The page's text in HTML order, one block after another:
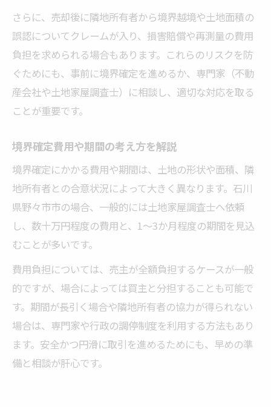
さらに、売却後に隣地所有者から境界越境や土地面積の
誤認についてクレームが入り、損害賠償や再測量の費用
負担を求められる場合もあります。これらのリスクを防
ぐためにも、事前に境界確定を進めるか、専門家（不動
産会社や土地家屋調査士）に相談し、適切な対応を取る
ことが重要です。
境界確定費用や期間の考え方を解説
境界確定にかかる費用や期間は、土地の形状や面積、隣
地所有者との合意状況によって大きく異なります。石川
県野々市市の場合、一般的には土地家屋調査士へ依頼
し、数十万円程度の費用と、1〜3か月程度の期間を見込
むことが多いです。
費用負担については、売主が全額負担するケースが一般
的ですが、場合によっては買主と分担することも可能で
す。期間が長引く場合や隣地所有者の協力が得られない
場合は、専門家や行政の調停制度を利用する方法もあり
ます。安全かつ円滑に取引を進めるためにも、早めの準
備と相談が肝心です。